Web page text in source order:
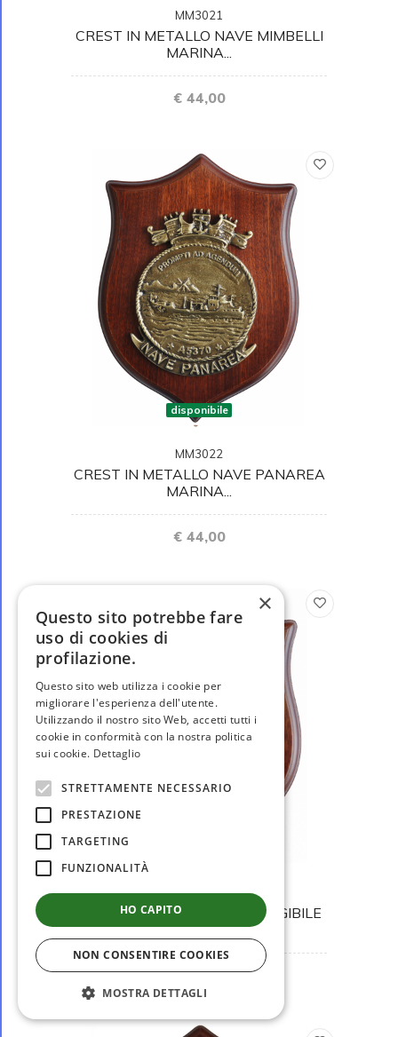
MM3021
CREST IN METALLO NAVE MIMBELLI
MARINA...
€ 44,00
disponibile
MM3022
CREST IN METALLO NAVE PANAREA
MARINA...
€ 44,00
MM3023
CREST IN METALLO SOMMERGIBILE
PELOSI...
€ 44,00
×
Questo sito potrebbe fare
uso di cookies di
profilazione.
Questo sito web utilizza i cookie per
migliorare l'esperienza dell'utente.
Utilizzando il nostro sito Web, accetti tutti i
cookie in conformità con la nostra politica
sui cookie. Dettaglio
STRETTAMENTE NECESSARIO
PRESTAZIONE
TARGETING
FUNZIONALITÀ
HO CAPITO
NON CONSENTIRE COOKIES
MOSTRA DETTAGLI